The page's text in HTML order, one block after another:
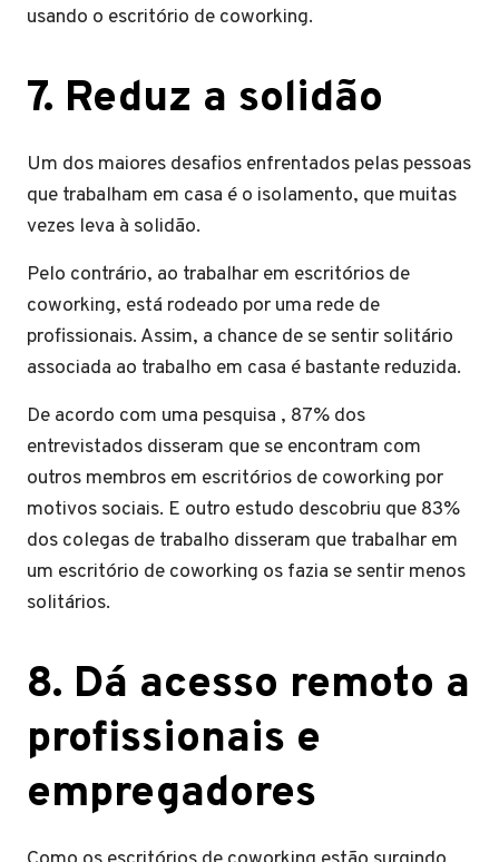
usando o escritório de coworking.
7. Reduz a solidão
Um dos maiores desafios enfrentados pelas pessoas
que trabalham em casa é o isolamento, que muitas
vezes leva à solidão.
Pelo contrário, ao trabalhar em escritórios de
coworking, está rodeado por uma rede de
profissionais. Assim, a chance de se sentir solitário
associada ao trabalho em casa é bastante reduzida.
De acordo com uma pesquisa , 87% dos
entrevistados disseram que se encontram com
outros membros em escritórios de coworking por
motivos sociais. E outro estudo descobriu que 83%
dos colegas de trabalho disseram que trabalhar em
um escritório de coworking os fazia se sentir menos
solitários.
8. Dá acesso remoto a
profissionais e
empregadores